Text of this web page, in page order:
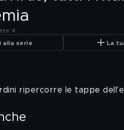
4
alla serie La
ripercorre le tappe